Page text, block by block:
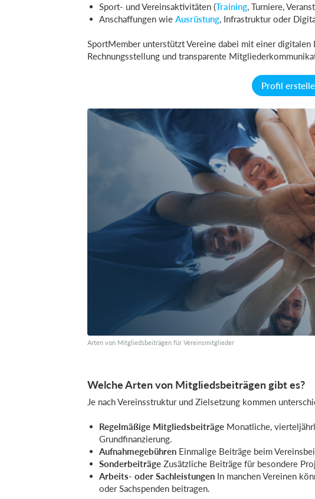
Sport- und Vereinsaktivitäten (Training, Turniere,
Anschaffungen wie Ausrüstung, Infrastruktur oder
SportMember unterstützt Vereine dabei mit einer digitalen
Rechnungsstellung und transparente
Profil
Arten von Mitgliedsbeiträgen für Vereinsmitglieder
Welche Arten von Mitgliedsbeiträgen gibt es?
Je nach Vereinsstruktur und Zielsetzung kommen
Regelmäßige Mitgliedsbeiträge Monatliche,
Grundfinanzierung.
Aufnahmegebühren Einmalige Beiträge beim
Sonderbeiträge Zusätzliche Beiträge für besondere
Arbeits- oder Sachleistungen In manchen Vereinen
oder Sachspenden beitragen.